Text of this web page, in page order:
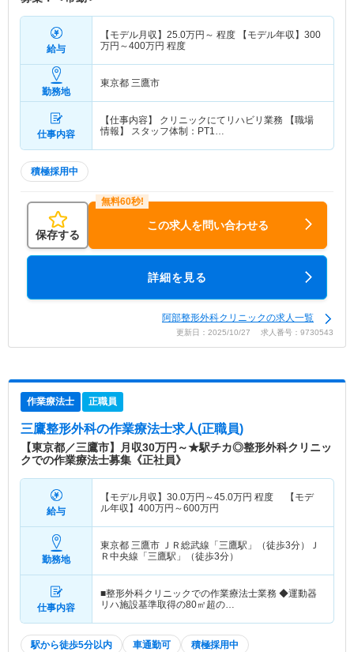
給与
【モデル月収】 25.0万円～ 程度 【モデル年収】 300
万円～400万円 程度
勤務地
東京都 三鷹市
仕事内容
【仕事内容】 クリニックにてリハビリ業務 【職場
情報】 スタッフ体制：PT1…
積極採用中
保存する
この求人を問い合わせる
詳細を見る
阿部整形外科クリニックの求人一覧
更新日：2025/10/27 求人番号：9730543
作業療法士 正職員
三鷹整形外科の作業療法士求人(正職員)
【東京都／三鷹市】月収30万円～★駅チカ◎整形外科クリニッ
クでの作業療法士募集《正社員》
給与
【モデル月収】 30.0万円～45.0万円 程度 【モデ
ル年収】 400万円～600万円
勤務地
東京都 三鷹市 ＪＲ総武線「三鷹駅」（徒歩3分）Ｊ
Ｒ中央線「三鷹駅」（徒歩3分）
仕事内容
■整形外科クリニックでの作業療法士業務 ◆運動器
リハ施設基準取得の80㎡超の…
駅から徒歩5分以内 車通勤可 積極採用中